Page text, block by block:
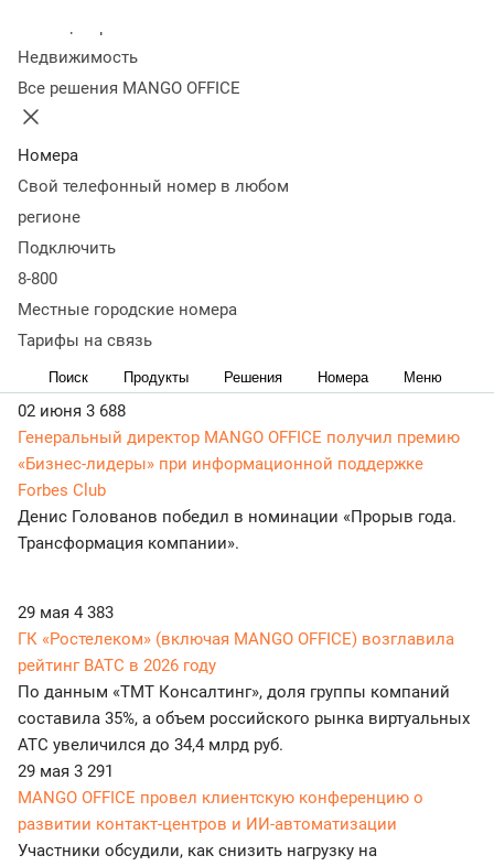
Недвижимость
Все решения MANGO OFFICE
Номера
Свой телефонный номер в любом
регионе
Подключить
8-800
Местные городские номера
Тарифы на связь
Поиск Продукты Решения Номера Меню
Статьи, обзоры, ТОПы, идеи и советы для развития
бизнеса в разделе Новости. Самая актуальная, живая и
понятная информация доступным языком.
15 июня
MANGO OFFICE подвел итоги использования своих
Выручка в регионе выросла на 36,2%, продажи
омниканального Контакт-центра – на 46,7%, а спрос на
голосовых роботов и чат-ботов – на 183%.
08 июня
MANGO OFFICE возглавил рейтинг унифицированных
коммуникаций (UC) 2026 от CNews
«Экосистемность».
02 июня 3 688
Генеральный директор MANGO OFFICE получил премию
«Бизнес-лидеры» при информационной поддержке
Forbes Club
Денис Голованов победил в номинации «Прорыв года.
Трансформация компании».
29 мая 4 383
ГК «Ростелеком» (включая MANGO OFFICE) возглавила
рейтинг ВАТС в 2026 году
По данным «ТМТ Консалтинг», доля группы компаний
составила 35%, а объем российского рынка виртуальных
АТС увеличился до 34,4 млрд руб.
29 мая 3 291
MANGO OFFICE провел клиентскую конференцию о
развитии контакт-центров и ИИ-автоматизации
Участники обсудили, как снизить нагрузку на